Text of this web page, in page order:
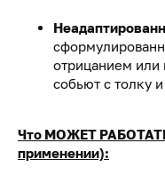
отрицанием или
собьют с толку
Что МОЖЕТ
применении):